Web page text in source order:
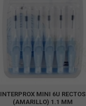
INTERPROX MINI 6U RECTOS
(AMARILLO) 1.1 MM